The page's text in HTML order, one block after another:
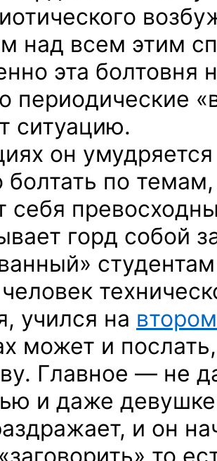
над всем этим
эта болтовня
периодические
ситуацию.
он умудряется
болтать по темам,
себя
горд собой
учился на
может и послать,
Главное — не
и даже
и он